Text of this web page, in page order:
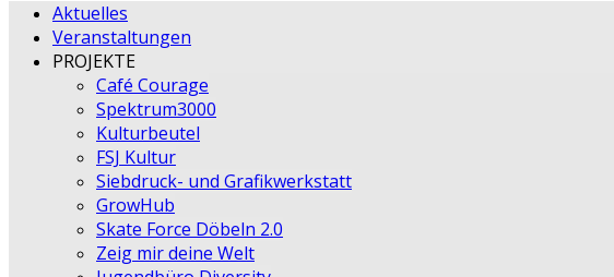
Aktuelles
Veranstaltungen
PROJEKTE
Café Courage
Spektrum3000
Kulturbeutel
FSJ Kultur
Siebdruck- und Grafikwerkstatt
GrowHub
Skate Force Döbeln 2.0
Zeig mir deine Welt